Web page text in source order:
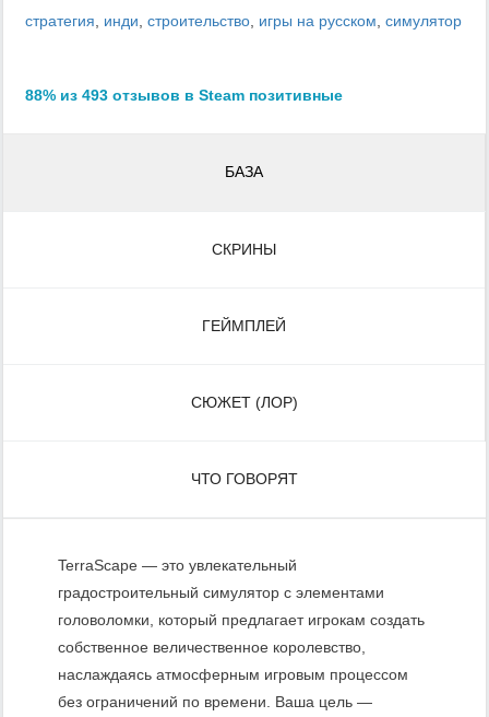
стратегия, инди, строительство, игры на русском, симулятор
88% из 493 отзывов в Steam позитивные
БАЗА
СКРИНЫ
ГЕЙМПЛЕЙ
СЮЖЕТ (ЛОР)
ЧТО ГОВОРЯТ
TerraScape — это увлекательный
градостроительный симулятор с элементами
головоломки, который предлагает игрокам создать
собственное величественное королевство,
наслаждаясь атмосферным игровым процессом
без ограничений по времени. Ваша цель —